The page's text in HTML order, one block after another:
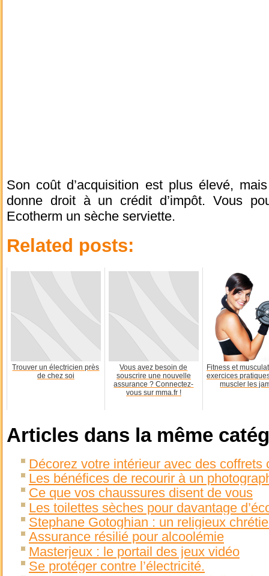
Son coût d’acquisition est plus élevé,
donne droit à un crédit d’impôt. Vous
Ecotherm un sèche serviette.
Related posts:
Trouver un électricien près
de chez soi
Vous avez besoin de
souscrire une nouvelle
assurance ? Connectez-
vous sur mma.fr !
Fitness et
exercices
muscler les
Articles dans la même
Décorez votre intérieur avec des coffrets
Les bénéfices de recourir à un
Ce que vos chaussures disent de vous
Les toilettes sèches pour davantage
Stephane Gotoghian : un religieux
Assurance résilié pour alcoolémie
Masterjeux : le portail des jeux vidéo
Se protéger contre l’électricité.